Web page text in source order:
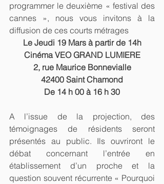
programmer le deuxième « festival des
cannes », nous vous invitons à la
diffusion de ces courts métrages
Le Jeudi 19 Mars à partir de 14h
Cinéma VEO GRAND LUMIERE
2, rue Maurice Bonnevialle
42400 Saint Chamond
De 14 h 00 à 16 h 30
A l’issue de la projection, des
témoignages de résidents seront
présentés au public. Ils ouvriront le
débat concernant l’entrée en
établissement d’un proche et la
question souvent récurrente « Pourquoi